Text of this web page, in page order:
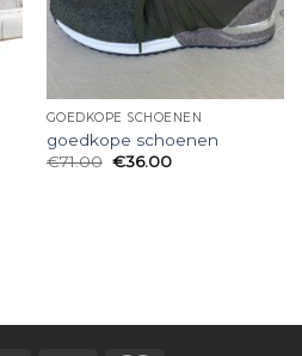
GOEDKOPE SCHOENEN
goedkope schoenen
€71.00 €36.00